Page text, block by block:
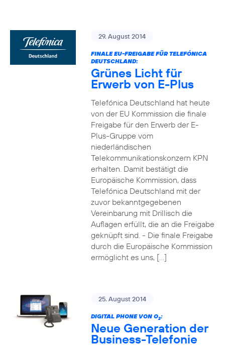
29. August 2014
FINALE EU-FREIGABE FÜR TELEFÓNICA
DEUTSCHLAND:
Grünes Licht für
Erwerb von E-Plus
Telefónica Deutschland hat heute
von der EU Kommission die finale
Freigabe für den Erwerb der E-
Plus-Gruppe vom
niederländischen
Telekommunikationskonzern KPN
erhalten. Damit bestätigt die
Europäische Kommission, dass
Telefónica Deutschland mit der
zuvor bekanntgegebenen
Vereinbarung mit Drillisch die
Auflagen erfüllt, die an die Freigabe
geknüpft sind. - Die finale Freigabe
durch die Europäische Kommission
ermöglicht es uns, […]
25. August 2014
DIGITAL PHONE VON O2:
Neue Generation der
Business-Telefonie